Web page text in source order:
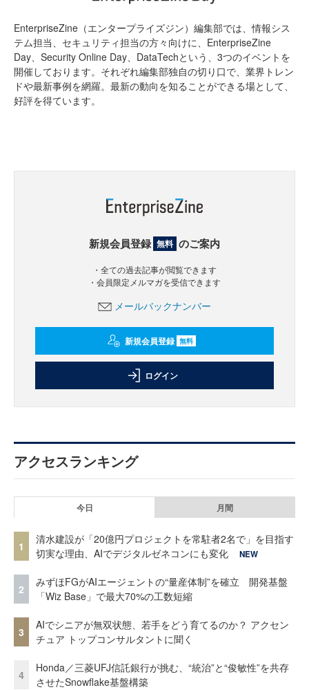
EnterpriseZine（エンタープライズジン）編集部では、情報シス
テム担当、セキュリティ担当の方々向けに、EnterpriseZine
Day、Security Online Day、DataTechという、3つのイベントを
開催しております。それぞれ編集部独自の切り口で、業界トレン
ドや最新事例を網羅。最新の動向を知ることができる場として、
好評を得ています。
新規会員登録 無料 のご案内
・全ての過去記事が閲覧できます
・会員限定メルマガを受信できます
メールバックナンバー
新規会員登録 無料
ログイン
アクセスランキング
今日 月間
1
清水建設が「20億円プロジェクトを常駐者2名で」を目指す
切実な理由、AIでデジタルゼネコンにも変化
NEW
2
みずほFGがAIエージェントの“量産体制”を確立 開発基盤
「Wiz Base」で最大70%の工数短縮
3
AIでシニアが無双状態、若手をどう育てるのか？ アクセン
チュア トップコンサルタントに聞く
4
Honda／三菱UFJ信託銀行が挑む、“統治”と“俊敏性”を共存
させたSnowflake基盤構築